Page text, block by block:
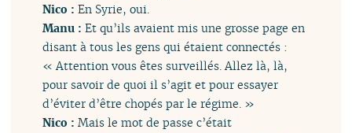
Nico :En Syrie, oui.
Manu :Et qu’ils avaient mis une grosse page en
disant à tous les gens qui étaient connectés :
« Attention vous êtes surveillés. Allez là, là,
pour savoir de quoi il s’agit et pour essayer
d’éviter d’être chopés par le régime. »
Nico :Mais le mot de passe c’était